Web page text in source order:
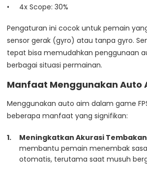
4x Scope: 30%
Pengaturan ini cocok untuk pemain
sensor gerak (gyro) atau tanpa gyro.
tepat bisa memudahkan penggunaan
berbagai situasi permainan.
Manfaat Menggunakan Auto
Menggunakan auto aim dalam game
beberapa manfaat yang signifikan:
Meningkatkan Akurasi Tembakan
membantu pemain menembak
otomatis, terutama saat musuh